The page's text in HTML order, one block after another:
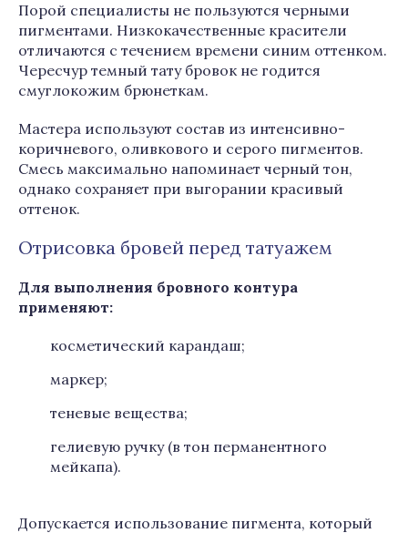
Порой специалисты не пользуются черными
пигментами. Низкокачественные красители
отличаются с течением времени синим оттенком.
Чересчур темный тату бровок не годится
смуглокожим брюнеткам.
Мастера используют состав из интенсивно-
коричневого, оливкового и серого пигментов.
Смесь максимально напоминает черный тон,
однако сохраняет при выгорании красивый
оттенок.
Отрисовка бровей перед татуажем
Для выполнения бровного контура
применяют:
косметический карандаш;
маркер;
теневые вещества;
гелиевую ручку (в тон перманентного
мейкапа).
Допускается использование пигмента, который